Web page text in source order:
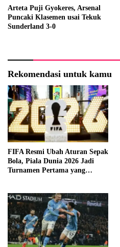
Arteta Puji Gyokeres, Arsenal
Puncaki Klasemen usai Tekuk
Sunderland 3-0
Rekomendasi untuk kamu
FIFA Resmi Ubah Aturan Sepak
Bola, Piala Dunia 2026 Jadi
Turnamen Pertama yang